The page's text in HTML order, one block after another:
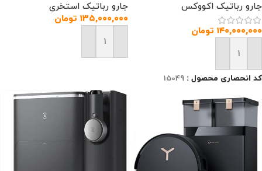
جارو رباتیک اکووکس
۱۴۰,۰۰۰,۰۰۰ تومان
افزودن به سبد خرید
کد انحصاری محصول : 15049
جارو رباتیک استخری
۱۳۵,۰۰۰,۰۰۰ تومان
افزودن به سبد خرید